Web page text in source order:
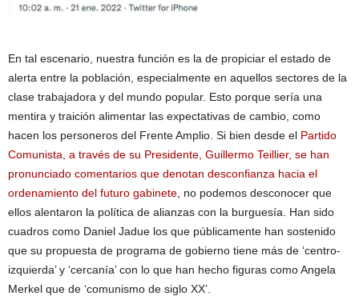
En tal escenario, nuestra función es la de propiciar el estado de
alerta entre la población, especialmente en aquellos sectores de la
clase trabajadora y del mundo popular. Esto porque sería una
mentira y traición alimentar las expectativas de cambio, como
hacen los personeros del Frente Amplio. Si bien desde el Partido
Comunista, a través de su Presidente, Guillermo Teillier, se han
pronunciado comentarios que denotan desconfianza hacia el
ordenamiento del futuro gabinete , no podemos desconocer que
ellos alentaron la política de alianzas con la burguesía. Han sido
cuadros como Daniel Jadue los que públicamente han sostenido
que su propuesta de programa de gobierno tiene más de ‘centro-
izquierda’ y ‘cercanía’ con lo que han hecho figuras como Angela
Merkel que de ‘comunismo de siglo XX’.